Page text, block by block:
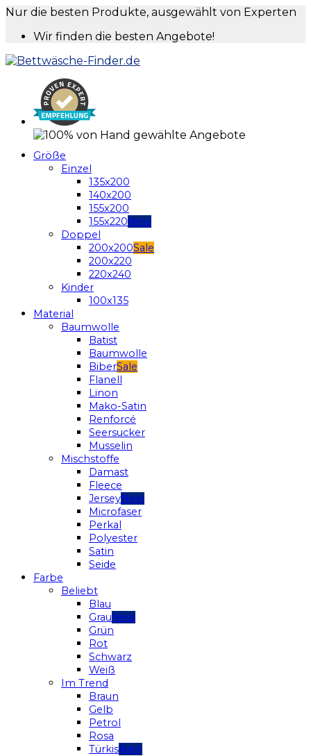
Nur die besten Produkte, ausgewählt von Experten
Wir finden die besten Angebote!
Größe
Einzel
135x200
140x200
155x200
155x220
Doppel
200x200
200x220
220x240
Kinder
100x135
Material
Baumwolle
Batist
Baumwolle
Biber
Flanell
Linon
Mako-Satin
Renforcé
Seersucker
Musselin
Mischstoffe
Damast
Fleece
Jersey
Microfaser
Perkal
Polyester
Satin
Seide
Farbe
Beliebt
Blau
Grau
Grün
Rot
Schwarz
Weiß
Im Trend
Braun
Gelb
Petrol
Rosa
Türkis